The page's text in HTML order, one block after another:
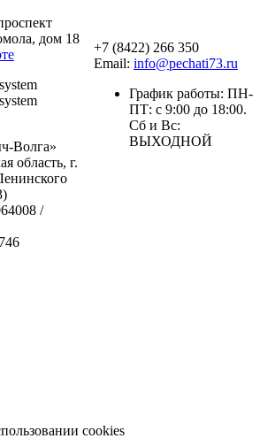
дом 18
Волга»
область, г.
/
+7 (8422) 266 350
Email: info@pechati73.ru
График работы: ПН-
ПТ: с 9:00 до 18:00.
Сб и Вс:
ВЫХОДНОЙ
cookies